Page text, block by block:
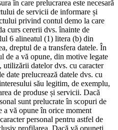
în care prelucrarea este necesară
de servicii de informare și
privind contul demo la care
curs cererii dvs. înainte de
6 alineatul (1) litera (b) din
dreptul de a transfera datele. În
de a vă opune, din motive legate
utilizării datelor dvs. cu caracter
date prelucrează datele dvs. cu
său legitim, de exemplu,
de produse și servicii. Dacă
sunt prelucrate în scopuri de
a vă opune în orice moment
personal pentru astfel de
profilarea. Dacă vă opuneți